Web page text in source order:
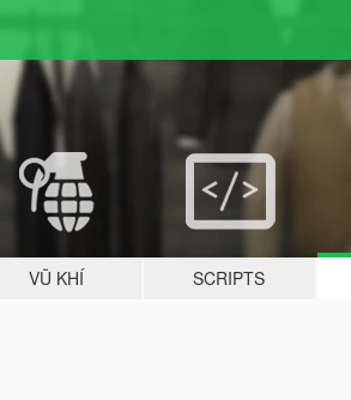
VŨ KHÍ SCRIPTS